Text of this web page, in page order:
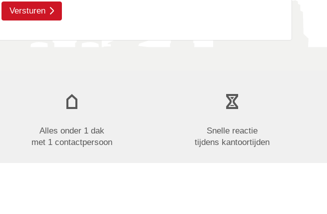
Versturen
Alles onder 1 dak
met 1 contactpersoon
Snelle reactie
tijdens kantoortijden